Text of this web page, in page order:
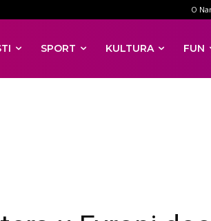
O
SPORT KULTURA FUN